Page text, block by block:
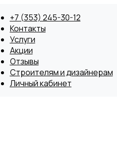
+7 (353) 245-30-12
Контакты
Услуги
Акции
Отзывы
Строителям и дизайнерам
Личный кабинет